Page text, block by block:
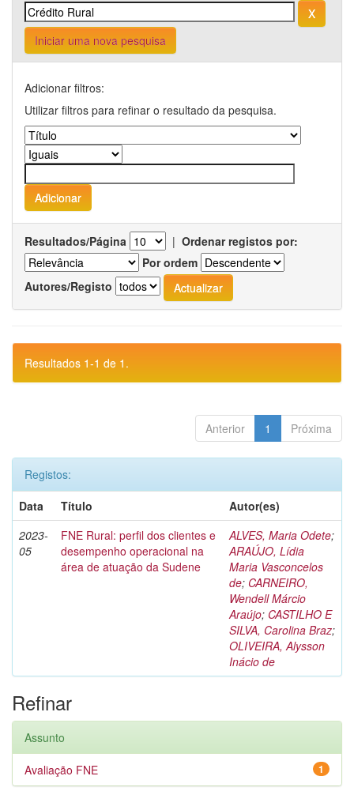
Iniciar uma nova pesquisa
Adicionar filtros:
Utilizar filtros para refinar o resultado da pesquisa.
Resultados/Página | Ordenar registos por:
Por ordem
Autores/Registo
Resultados 1-1 de 1.
Anterior 1 Próxima
Registos:
Data
Título
Autor(es)
2023-
05
FNE Rural: perfil dos clientes e
desempenho operacional na
área de atuação da Sudene
ALVES, Maria Odete;
ARAÚJO, Lídia
Maria Vasconcelos
de; CARNEIRO,
Wendell Márcio
Araújo; CASTILHO E
SILVA, Carolina Braz;
OLIVEIRA, Alysson
Inácio de
Refinar
Assunto
1
Avaliação FNE